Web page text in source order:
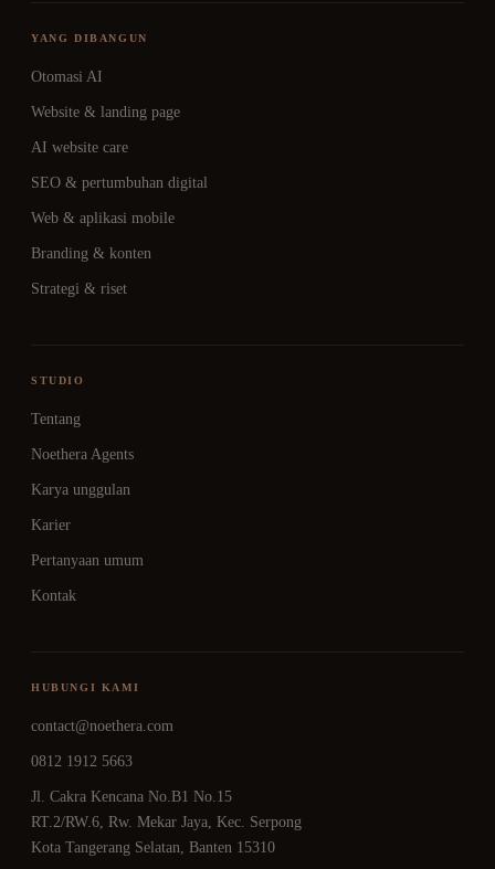
YANG DIBANGUN
Otomasi AI
Website & landing page
AI website care
SEO & pertumbuhan digital
Web & aplikasi mobile
Branding & konten
Strategi & riset
STUDIO
Tentang
Noethera Agents
Karya unggulan
Karier
Pertanyaan umum
Kontak
HUBUNGI KAMI
contact@noethera.com
0812 1912 5663
Jl. Cakra Kencana No.B1 No.15
RT.2/RW.6, Rw. Mekar Jaya, Kec. Serpong
Kota Tangerang Selatan, Banten 15310